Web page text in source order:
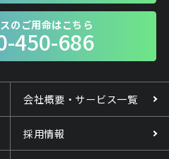
のご用命はこちら
450-686
会社概要・サービス一覧
採用情報